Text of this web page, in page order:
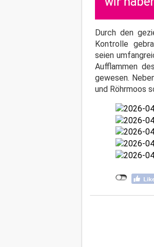
Durch den
Kontrolle
seien
Aufflammen
gewesen.
und Röhrmoos